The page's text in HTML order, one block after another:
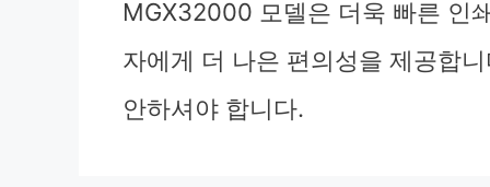
MGX32000 모델은 더욱 빠른 인
자에게 더 나은 편의성을 제공합
안하셔야 합니다.